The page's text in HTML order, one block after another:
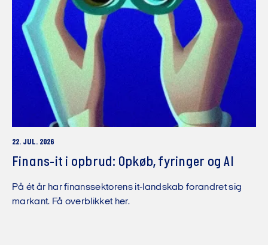
22. JUL. 2026
Finans-it i opbrud: Opkøb, fyringer og AI
På ét år har finanssektorens it-landskab forandret sig
markant. Få overblikket her.